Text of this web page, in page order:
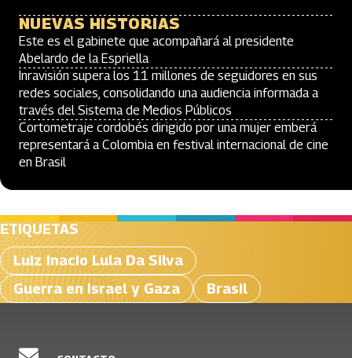
NUEVAS HISTORIAS
Este es el gabinete que acompañará al presidente
Abelardo de la Espriella
Inravisión supera los 11 millones de seguidores en sus
redes sociales, consolidando una audiencia informada a
través del Sistema de Medios Públicos
Cortometraje cordobés dirigido por una mujer emberá
representará a Colombia en festival internacional de cine
en Brasil
ETIQUETAS
Luiz Inacio Lula Da Silva
Guerra en Israel y Gaza
Brasil